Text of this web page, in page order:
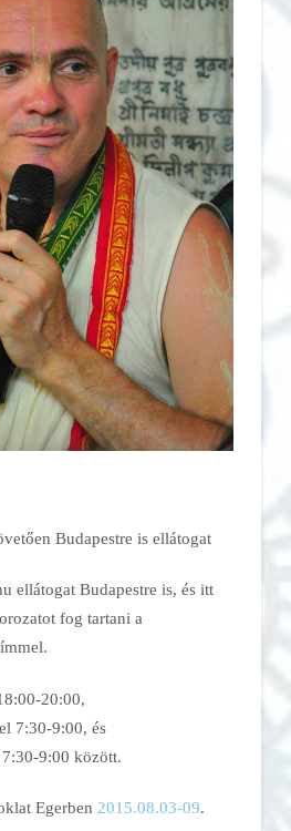
Budapestre is ellátogat
ellátogat Budapestre is, és itt
fog tartani a
20:00,
7:30-9:00, és
9:00 között.
Egerben 2015.08.03-09.